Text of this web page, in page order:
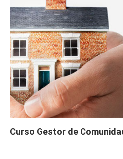
Curso Gestor de